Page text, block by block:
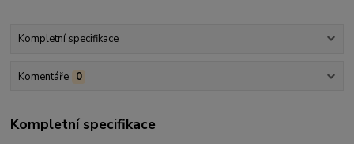
Kompletní specifikace
Komentáře 0
Kompletní specifikace